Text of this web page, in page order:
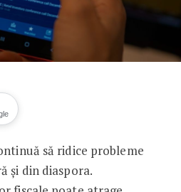
românii despre
să ridice probleme
și din diaspora.